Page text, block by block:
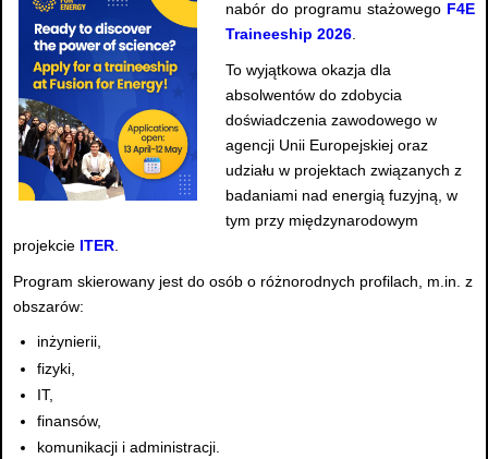
nabór do programu stażowego F4E
Traineeship 2026.
To wyjątkowa okazja dla
absolwentów do zdobycia
doświadczenia zawodowego w
agencji Unii Europejskiej oraz
udziału w projektach związanych z
badaniami nad energią fuzyjną, w
tym przy międzynarodowym
projekcie ITER.
Program skierowany jest do osób o różnorodnych profilach, m.in. z
obszarów:
inżynierii,
fizyki,
IT,
finansów,
komunikacji i administracji.